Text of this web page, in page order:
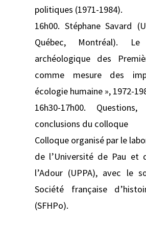
politiques (1971-1984).
16h00. Stéphane Savard
Québec, Montréal). Le
archéologique des
comme mesure des
écologie humaine », 1972-
16h30-17h00.
conclusions du colloque
Colloque organisé par le
de l’Université de Pau et
l’Adour (UPPA), avec le
Société française
(SFHPo).